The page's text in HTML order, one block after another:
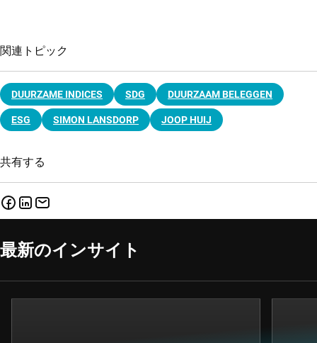
関連トピック
DUURZAME INDICES SDG DUURZAAM BELEGGEN
ESG SIMON LANSDORP JOOP HUIJ
共有する
最新のインサイト